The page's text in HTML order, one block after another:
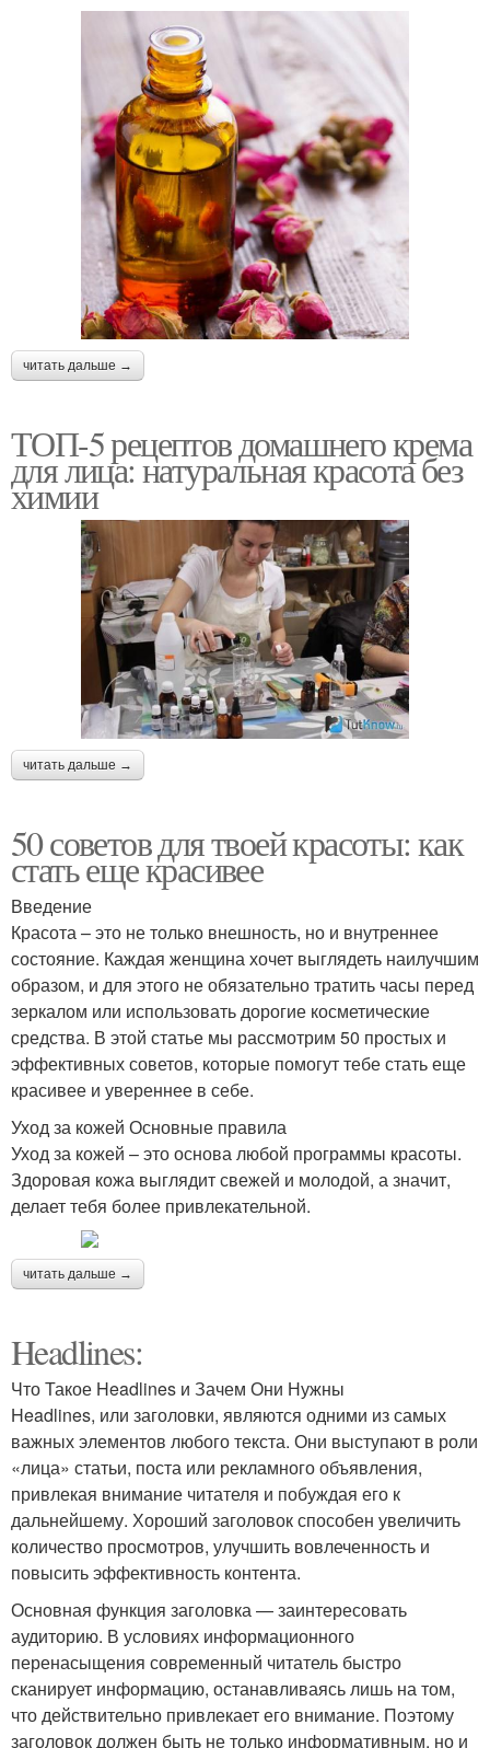
читать дальше →
ТОП-5 рецептов домашнего крема
для лица: натуральная красота без
химии
читать дальше →
50 советов для твоей красоты: как
стать еще красивее
Введение
Красота – это не только внешность, но и внутреннее
состояние. Каждая женщина хочет выглядеть наилучшим
образом, и для этого не обязательно тратить часы перед
зеркалом или использовать дорогие косметические
средства. В этой статье мы рассмотрим 50 простых и
эффективных советов, которые помогут тебе стать еще
красивее и увереннее в себе.
Уход за кожей Основные правила
Уход за кожей – это основа любой программы красоты.
Здоровая кожа выглядит свежей и молодой, а значит,
делает тебя более привлекательной.
читать дальше →
Headlines:
Что Такое Headlines и Зачем Они Нужны
Headlines, или заголовки, являются одними из самых
важных элементов любого текста. Они выступают в роли
«лица» статьи, поста или рекламного объявления,
привлекая внимание читателя и побуждая его к
дальнейшему. Хороший заголовок способен увеличить
количество просмотров, улучшить вовлеченность и
повысить эффективность контента.
Основная функция заголовка — заинтересовать
аудиторию. В условиях информационного
перенасыщения современный читатель быстро
сканирует информацию, останавливаясь лишь на том,
что действительно привлекает его внимание. Поэтому
заголовок должен быть не только информативным, но и